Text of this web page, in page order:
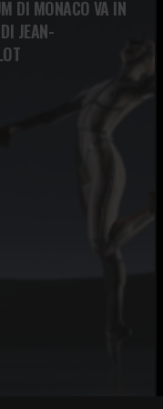
DEL
DEL TEATRO